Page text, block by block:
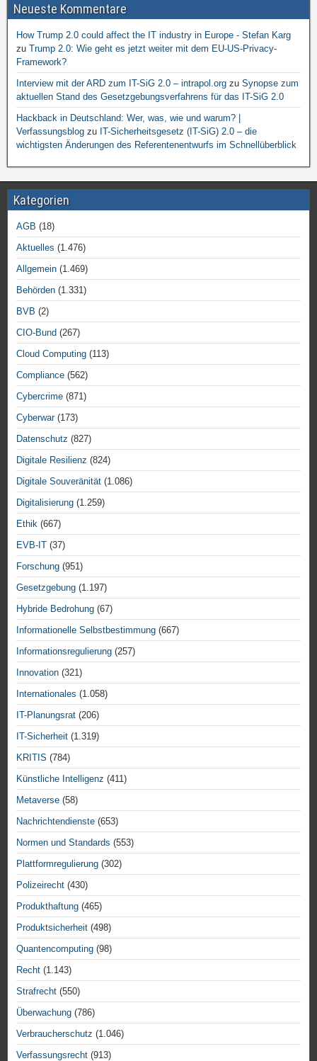
Neueste Kommentare
How Trump 2.0 could affect the IT industry in Europe - Stefan Karg
zu Trump 2.0: Wie geht es jetzt weiter mit dem EU-US-Privacy-
Framework?
Interview mit der ARD zum IT-SiG 2.0 – intrapol.org zu Synopse zum
aktuellen Stand des Gesetzgebungsverfahrens für das IT-SiG 2.0
Hackback in Deutschland: Wer, was, wie und warum? |
Verfassungsblog zu IT-Sicherheitsgesetz (IT-SiG) 2.0 – die
wichtigsten Änderungen des Referentenentwurfs im Schnellüberblick
Kategorien
AGB (18)
Aktuelles (1.476)
Allgemein (1.469)
Behörden (1.331)
BVB (2)
CIO-Bund (267)
Cloud Computing (113)
Compliance (562)
Cybercrime (871)
Cyberwar(173)
Datenschutz (827)
Digitale Resilienz (824)
Digitale Souveränität (1.086)
Digitalisierung (1.259)
Ethik (667)
EVB-IT (37)
Forschung (951)
Gesetzgebung (1.197)
Hybride Bedrohung (67)
Informationelle Selbstbestimmung (667)
Informationsregulierung (257)
Innovation (321)
Internationales (1.058)
IT-Planungsrat (206)
IT-Sicherheit (1.319)
KRITIS (784)
Künstliche Intelligenz (411)
Metaverse (58)
Nachrichtendienste (653)
Normen und Standards (553)
Plattformregulierung (302)
Polizeirecht (430)
Produkthaftung (465)
Produktsicherheit (498)
Quantencomputing (98)
Recht (1.143)
Strafrecht (550)
Überwachung (786)
Verbraucherschutz (1.046)
Verfassungsrecht (913)